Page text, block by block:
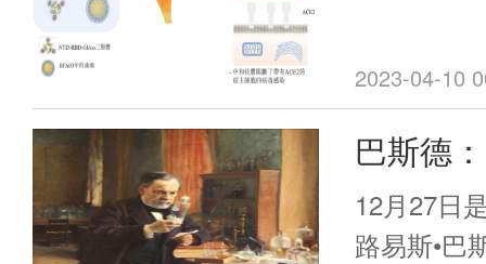
2023-04-10
巴斯德
造者，
12月27日
路易斯•巴